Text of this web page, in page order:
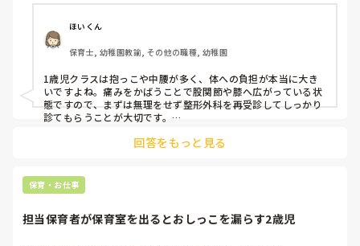
ようやく立てたら、しゃがめない。
驚きました。
通院して、コルセット、湿布、痛み止め、電気などで１週間
乗り切ったら
週末には、左が痛みだし、これも痛み止めや湿布で抑えて仕
事をしていたら、
床から支えなしに立ち上がりにくくなり、痛みが走ります。
自転車通勤ですが、それも、膝や太ももに痛みが来始めまし
た。
今は８月。
ほいくん
保育士, 幼稚園教諭, その他の職種, 幼稚園
1歳児クラスは抱っこや中腰が多く、体への負担が本当に大き
いですよね。痛みをかばうことで股関節や膝へ広がっている状
態ですので、まずは無理をせず整形外科を再受診してしっかり
診てもらうことが大切です。
用したり、抱っこや重い作業は周囲の先生に相談して頼むよう
回答をもっと見る
保育・お仕事
担当保育者が保育室を出るとおしっこを漏らす2歳児